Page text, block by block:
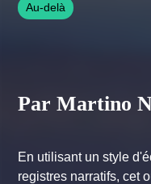
Visitez son site
Au-delà
Par Martino
En utilisant un style
registres narratifs, cet